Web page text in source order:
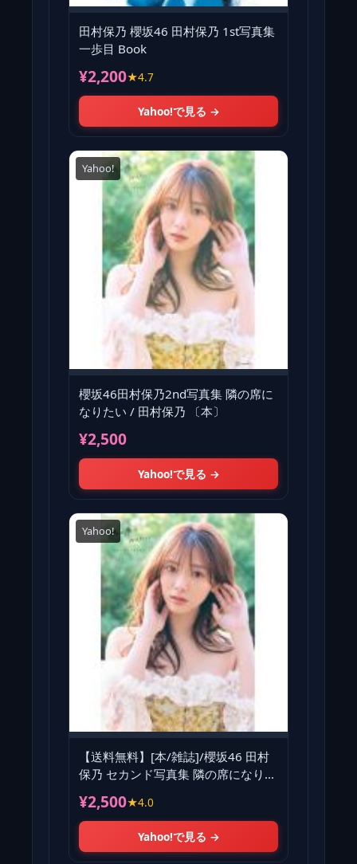
田村保乃 櫻坂46 田村保乃 1st写真集
一歩目 Book
¥2,200★4.7
Yahoo!で見る →
Yahoo!
櫻坂46田村保乃2nd写真集 隣の席に
なりたい / 田村保乃 〔本〕
¥2,500
Yahoo!で見る →
Yahoo!
【送料無料】[本/雑誌]/櫻坂46 田村
保乃 セカンド写真集 隣の席になりた
¥2,500★4.0
Yahoo!で見る →